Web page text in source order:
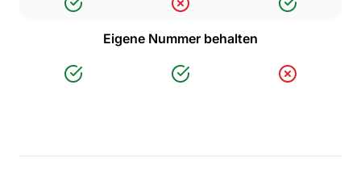
Eigene Nummer behalten